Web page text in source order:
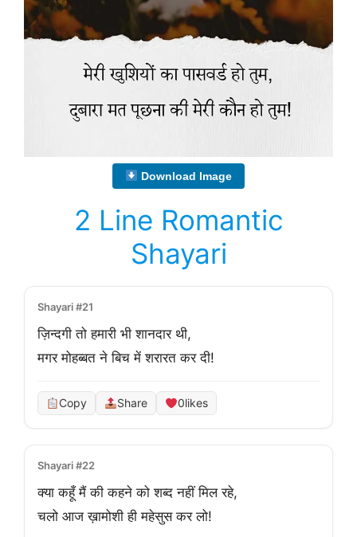
Download Image
2 Line Romantic
Shayari
Shayari #21
ज़िन्दगी तो हमारी भी शानदार थी,
मगर मोहब्बत ने बिच में शरारत कर दी!
Copy Share 0likes
Shayari #22
क्या कहूँ मैं की कहने को शब्द नहीं मिल रहे,
चलो आज ख़ामोशी ही महेसुस कर लो!